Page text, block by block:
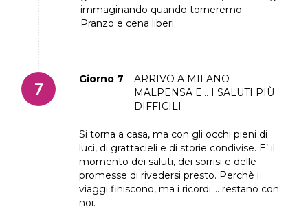
immaginando quando torneremo.
Pranzo e cena liberi.
Giorno 7
ARRIVO A MILANO
MALPENSA E… I SALUTI PIÙ
DIFFICILI
Si torna a casa, ma con gli occhi pieni di
luci, di grattacieli e di storie condivise. E’ il
momento dei saluti, dei sorrisi e delle
promesse di rivedersi presto. Perchè i
viaggi finiscono, ma i ricordi…. restano con
noi.